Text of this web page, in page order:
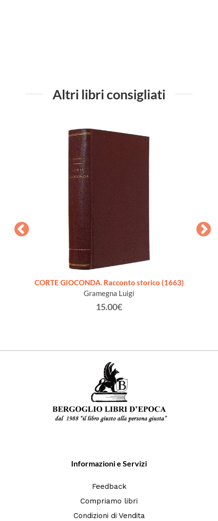
Altri libri consigliati
CORTE GIOCONDA. Racconto storico (1663)
Gramegna Luigi
15.00€
Informazioni e Servizi
Feedback
Compriamo libri
Condizioni di Vendita